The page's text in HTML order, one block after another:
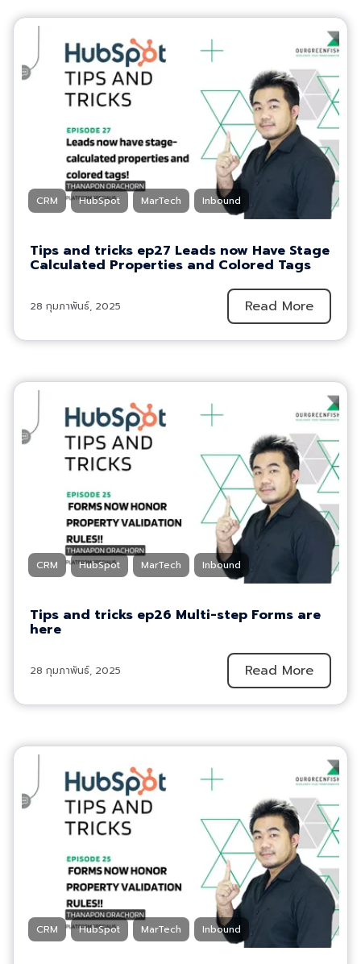
CRM HubSpot MarTech Inbound
Tips and tricks ep27 Leads now Have Stage
Calculated Properties and Colored Tags
28 กุมภาพันธ์, 2025 Read More
CRM HubSpot MarTech Inbound
Tips and tricks ep26 Multi-step Forms are
here
28 กุมภาพันธ์, 2025 Read More
CRM HubSpot MarTech Inbound